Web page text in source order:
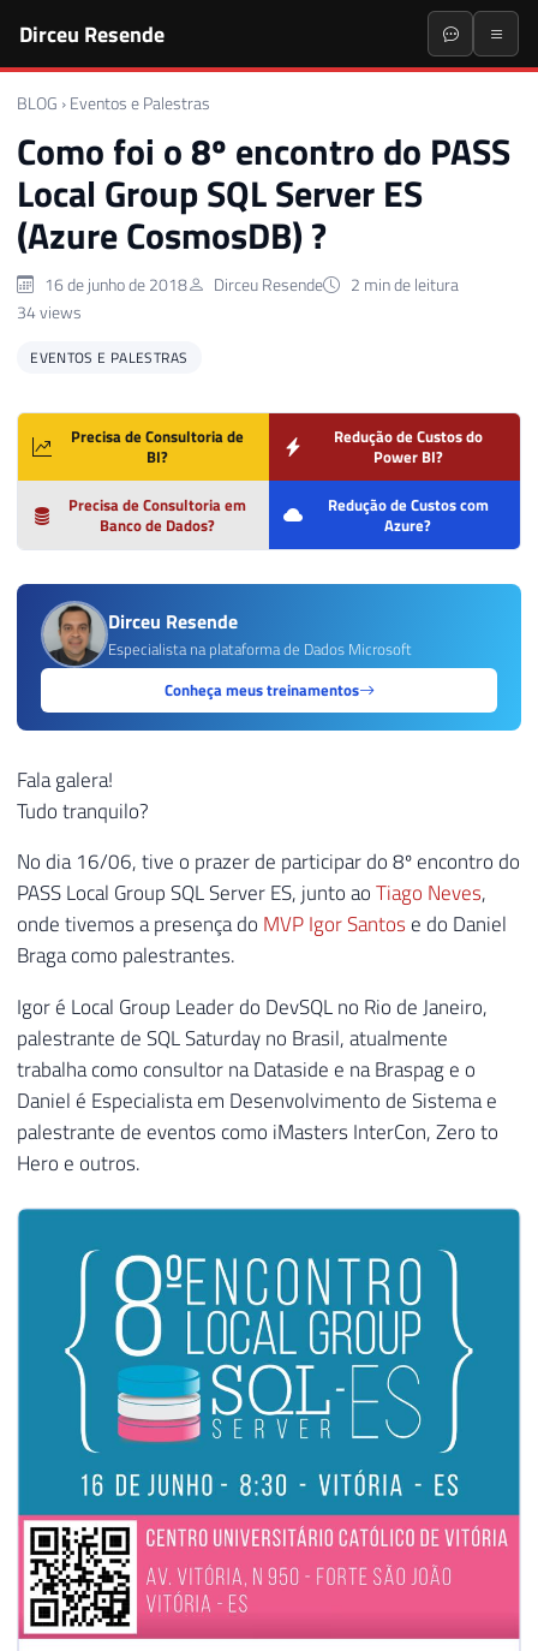
Dirceu Resende
BLOG › Eventos e Palestras
Como foi o 8º encontro do PASS
Local Group SQL Server ES
(Azure CosmosDB) ?
16 de junho de 2018 Dirceu Resende
2 min de leitura
34 views
EVENTOS E PALESTRAS
Precisa de Consultoria de
BI?
Redução de Custos do
Power BI?
Precisa de Consultoria em
Banco de Dados?
Redução de Custos com
Azure?
Dirceu Resende
Especialista na plataforma de Dados Microsoft
Conheça meus treinamentos
Fala galera!
Tudo tranquilo?
No dia 16/06, tive o prazer de participar do 8º encontro do
PASS Local Group SQL Server ES, junto aoTiago Neves,
onde tivemos a presença do MVP Igor Santos e do Daniel
Braga como palestrantes.
Igor é Local Group Leader do DevSQL no Rio de Janeiro,
palestrante de SQL Saturday no Brasil, atualmente
trabalha como consultor na Dataside e na Braspag e o
Daniel é Especialista em Desenvolvimento de Sistema e
palestrante de eventos como iMasters InterCon, Zero to
Hero e outros.